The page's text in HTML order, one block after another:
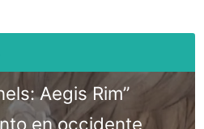
Aegis Rim”
en occidente